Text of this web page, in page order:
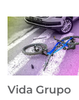
Vida Grupo